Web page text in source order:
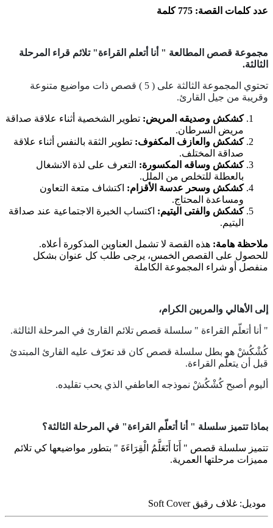
عدد كلمات القصة: 775 كلمة
مجموعة قصص المطالعة " أنا أتعلم القراءة" تلائم قراء المرحلة
الثالثة.
تحتوي المجموعة الثالثة على ( 5 ) قصص ذات مواضيع متنوعة
وقريبة من جيل القارئ.
كشكش وصديقه المريض: تطوير الشخصية أثناء علاقة صداقة
مريض السرطان.
كشكش والعازف المكفوف: تطوير الثقة بالنفس أثناء علاقة
صداقة المختلف.
كشكش وساقه المكسورة: التعرف على لذة الانشغال
بالعطلة للتخلص من الملل.
كشكش وسحر عدسة الأقزام: اكتشاف متعة التعاون
ومساعدة المحتاج.
كشكش والفتى اليتيم: اكتساب الخبرة الاجتماعية عند صداقة
اليتيم.
ملاحظة هامة: هذه القصة لا تشمل العناوين المذكورة أعلاه.
للحصول على القصص الخمس، يرجى طلب كل عنوان بشكل
منفصل أو شراء المجموعة الكاملة
إلى الأهالي والمربين الكرام،
" أنا أتعلّم القراءة " سلسلة قصص تلائم القارئ في المرحلة الثالثة.
كُشْكُشْ هو بطل سلسلة قصص كان قد تعرّف عليه القارئ المبتدئ
قبل أن يتعلّم القراءة.
أليوم أصبح كُشْكُشْ نموذجه العاطفي الذي يحب تقليده.
بماذا تتميز سلسلة " أنا أتعلّم القراءة" في المرحلة الثالثة؟
تتميز سلسلة قصص " أَنَا أَتَعَلَّمُ الْقِرَاءَةَ " بتطور مواضيعها كي تلائم
مميزات مرحلتها العمرية.
موديل: غلاف رقيق Soft Cover